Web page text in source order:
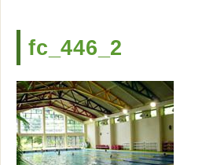
fc_446_2